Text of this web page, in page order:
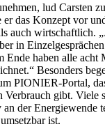
lud Carsten
das Konzept vor
auch wirtschaftlich.
in
Ende haben alle acht
Besonders
PIONIER-Portal,
Verbrauch gibt. Viele
der Energiewende
ist.